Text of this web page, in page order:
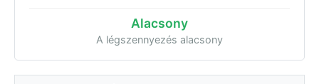
Alacsony
A légszennyezés alacsony